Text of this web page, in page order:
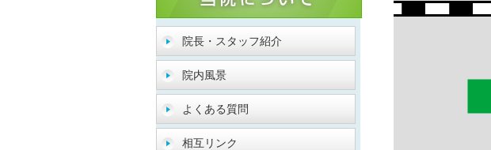
院長・スタッフ紹介
院内風景
よくある質問
相互リンク